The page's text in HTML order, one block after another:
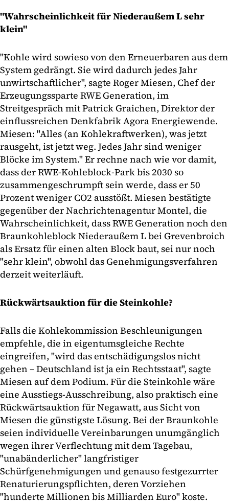
"Wahrscheinlichkeit für Niederaußem L sehr
klein"
"Kohle wird sowieso von den Erneuerbaren aus dem
System gedrängt. Sie wird dadurch jedes Jahr
unwirtschaftlicher", sagte Roger Miesen, Chef der
Erzeugungssparte RWE Generation, im
Streitgespräch mit Patrick Graichen, Direktor der
einflussreichen Denkfabrik Agora Energiewende.
Miesen: "Alles (an Kohlekraftwerken), was jetzt
rausgeht, ist jetzt weg. Jedes Jahr sind weniger
Blöcke im System." Er rechne nach wie vor damit,
dass der RWE-Kohleblock-Park bis 2030 so
zusammengeschrumpft sein werde, dass er 50
Prozent weniger CO2 ausstößt. Miesen bestätigte
gegenüber der Nachrichtenagentur Montel, die
Wahrscheinlichkeit, dass RWE Generation noch den
Braunkohleblock Niederaußem L bei Grevenbroich
als Ersatz für einen alten Block baut, sei nur noch
"sehr klein", obwohl das Genehmigungsverfahren
derzeit weiterläuft.
Rückwärtsauktion für die Steinkohle?
Falls die Kohlekommission Beschleunigungen
empfehle, die in eigentumsgleiche Rechte
eingreifen, "wird das entschädigungslos nicht
gehen – Deutschland ist ja ein Rechtsstaat", sagte
Miesen auf dem Podium. Für die Steinkohle wäre
eine Ausstiegs-Ausschreibung, also praktisch eine
Rückwärtsauktion für Negawatt, aus Sicht von
Miesen die günstigste Lösung. Bei der Braunkohle
seien individuelle Vereinbarungen unumgänglich
wegen ihrer Verflechtung mit dem Tagebau,
"unabänderlicher" langfristiger
Schürfgenehmigungen und genauso festgezurrter
Renaturierungspflichten, deren Vorziehen
"hunderte Millionen bis Milliarden Euro" koste.